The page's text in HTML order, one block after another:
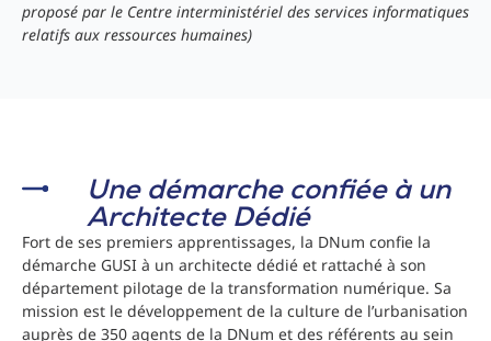
proposé par le Centre interministériel des services informatiques
relatifs aux ressources humaines)
Une démarche confiée à un
Architecte Dédié
Fort de ses premiers apprentissages, la DNum confie la
démarche GUSI à un architecte dédié et rattaché à son
département pilotage de la transformation numérique. Sa
mission est le développement de la culture de l’urbanisation
auprès de 350 agents de la DNum et des référents au sein